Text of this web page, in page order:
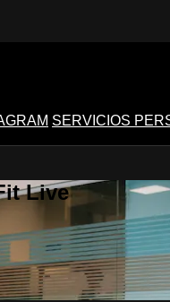
SERVICIOS
Live